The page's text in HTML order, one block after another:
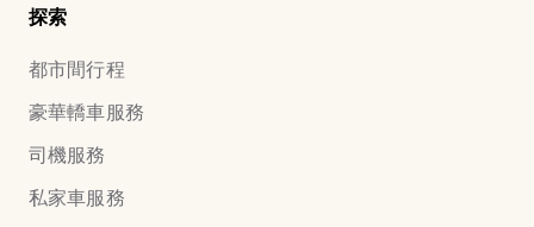
探索
都市間行程
豪華轎車服務
司機服務
私家車服務